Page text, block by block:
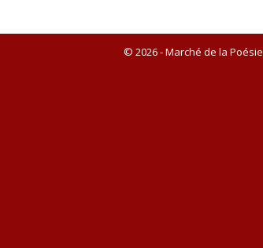
© 2026 - Marché de la Poésie